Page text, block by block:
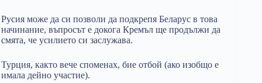
Русия може да си позволи да подкрепя Беларус в това
начинание, въпросът е докога Кремъл ще продължи да
смята, че усилието си заслужава.
Турция, както вече споменах, бие отбой (ако изобщо е
имала дейно участие).